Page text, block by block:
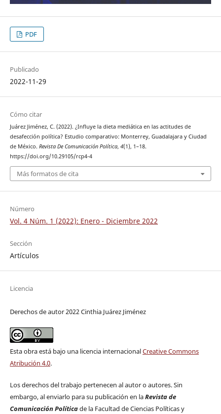
PDF
Publicado
2022-11-29
Cómo citar
Juárez Jiménez, C. (2022). ¿Influye la dieta mediática en las actitudes de
desafección política? Estudio comparativo: Monterrey, Guadalajara y Ciudad
de México. Revista De Comunicación Política, 4(1), 1–18.
https://doi.org/10.29105/rcp4-4
Más formatos de cita
Número
Vol. 4 Núm. 1 (2022): Enero - Diciembre 2022
Sección
Artículos
Licencia
Derechos de autor 2022 Cinthia Juárez Jiménez
Esta obra está bajo una licencia internacionalCreative Commons
Atribución 4.0.
Los derechos del trabajo pertenecen al autor o autores. Sin
embargo, al enviarlo para su publicación en laRevista de
Comunicación Políticade la Facultad de Ciencias Políticas y